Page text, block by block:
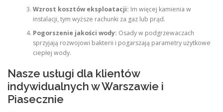
Wzrost kosztów eksploatacji: Im więcej kamienia w
instalacji, tym wyższe rachunki za gaz lub prąd.
Pogorszenie jakości wody: Osady w podgrzewaczach
sprzyjają rozwojowi bakterii i pogarszają parametry użytkowe
ciepłej wody.
Nasze usługi dla klientów
indywidualnych w Warszawie i
Piasecznie